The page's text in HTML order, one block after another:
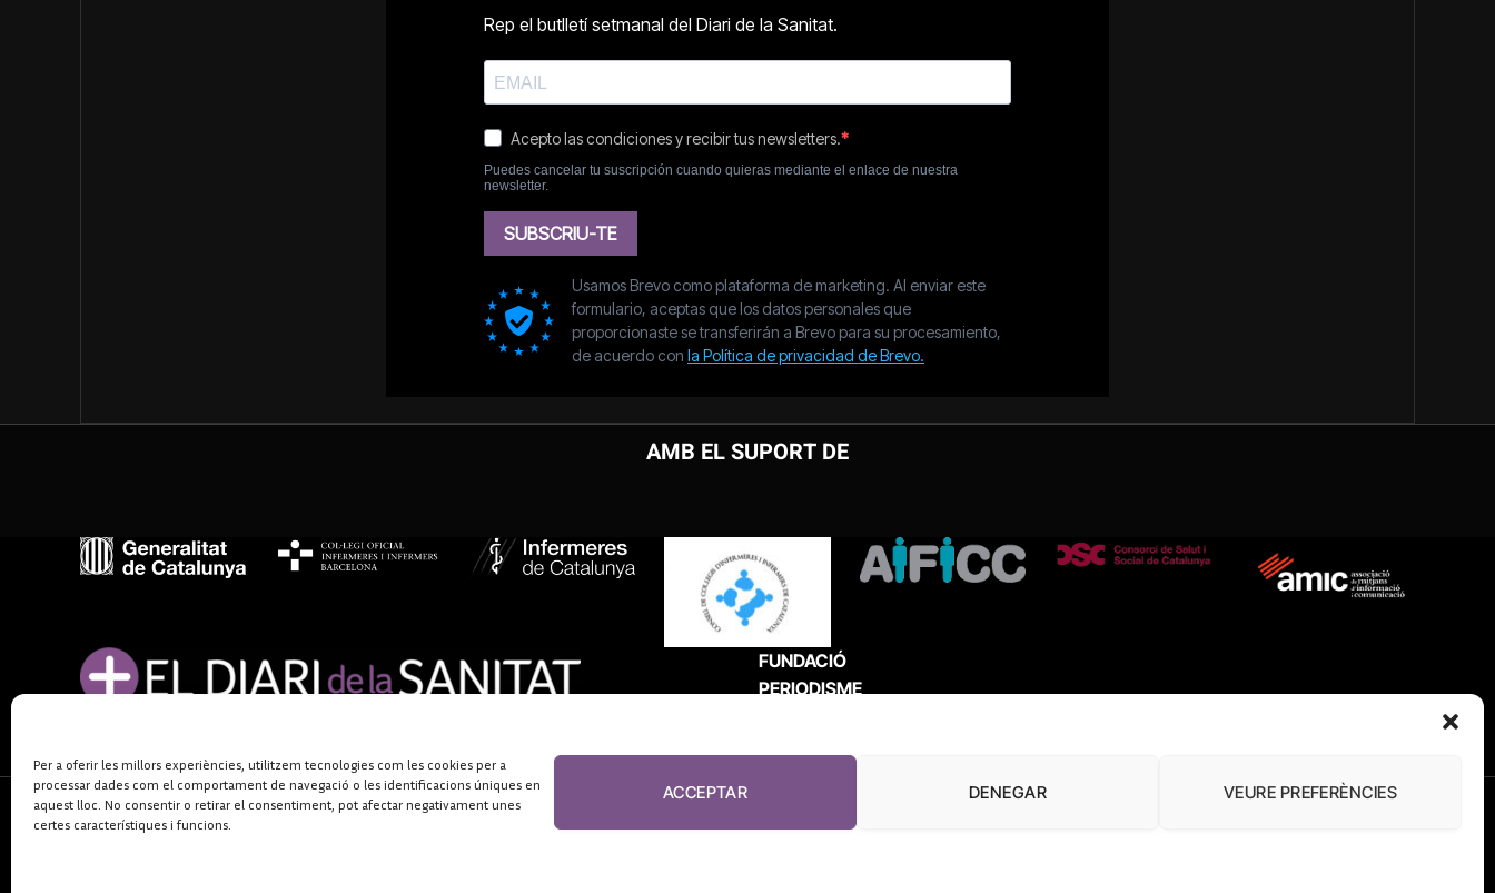
Per a oferir les millors experiències, utilitzem tecnologies com les cookies per a
processar dades com el comportament de navegació o les identificacions úniques en
aquest lloc. No consentir o retirar el consentiment, pot afectar negativament unes
certes característiques i funcions.
ACCEPTAR DENEGAR VEURE PREFERÈNCIES
AMB EL SUPORT DE
FUNDACIÓ
PERIODISME